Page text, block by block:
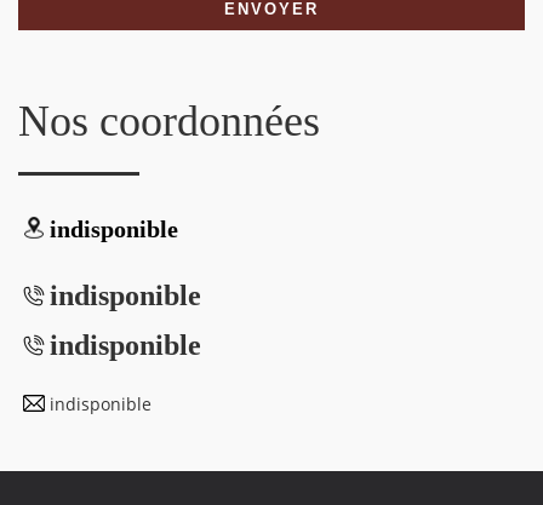
Nos coordonnées
indisponible
indisponible
indisponible
indisponible